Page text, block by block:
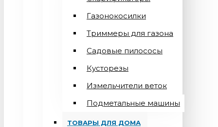
Газонокосилки
Триммеры для газона
Садовые пилососы
Кусторезы
Измельчители веток
Подметальные машины
ТОВАРЫ ДЛЯ ДОМА